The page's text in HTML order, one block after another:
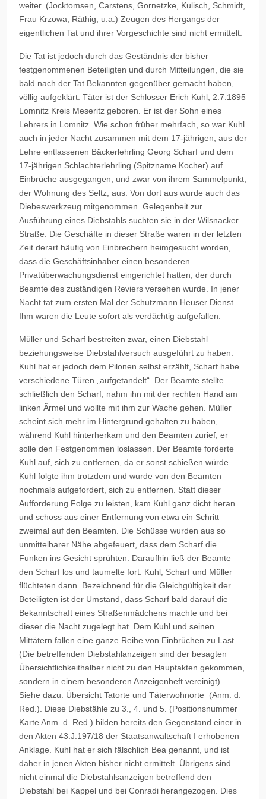
weiter. (Jocktomsen, Carstens, Gornetzke, Kulisch, Schmidt,
Frau Krzowa, Räthig, u.a.) Zeugen des Hergangs der
eigentlichen Tat und ihrer Vorgeschichte sind nicht ermittelt.
Die Tat ist jedoch durch das Geständnis der bisher
festgenommenen Beteiligten und durch Mitteilungen, die sie
bald nach der Tat Bekannten gegenüber gemacht haben,
völlig aufgeklärt. Täter ist der Schlosser Erich Kuhl, 2.7.1895
Lomnitz Kreis Meseritz geboren. Er ist der Sohn eines
Lehrers in Lomnitz. Wie schon früher mehrfach, so war Kuhl
auch in jeder Nacht zusammen mit dem 17-jährigen, aus der
Lehre entlassenen Bäckerlehrling Georg Scharf und dem
17-jährigen Schlachterlehrling (Spitzname Kocher) auf
Einbrüche ausgegangen, und zwar von ihrem Sammelpunkt,
der Wohnung des Seltz, aus. Von dort aus wurde auch das
Diebeswerkzeug mitgenommen. Gelegenheit zur
Ausführung eines Diebstahls suchten sie in der Wilsnacker
Straße. Die Geschäfte in dieser Straße waren in der letzten
Zeit derart häufig von Einbrechern heimgesucht worden,
dass die Geschäftsinhaber einen besonderen
Privatüberwachungsdienst eingerichtet hatten, der durch
Beamte des zuständigen Reviers versehen wurde. In jener
Nacht tat zum ersten Mal der Schutzmann Heuser Dienst.
Ihm waren die Leute sofort als verdächtig aufgefallen.
Müller und Scharf bestreiten zwar, einen Diebstahl
beziehungsweise Diebstahlversuch ausgeführt zu haben.
Kuhl hat er jedoch dem Pilonen selbst erzählt, Scharf habe
verschiedene Türen „aufgetandelt“. Der Beamte stellte
schließlich den Scharf, nahm ihn mit der rechten Hand am
linken Ärmel und wollte mit ihm zur Wache gehen. Müller
scheint sich mehr im Hintergrund gehalten zu haben,
während Kuhl hinterherkam und den Beamten zurief, er
solle den Festgenommen loslassen. Der Beamte forderte
Kuhl auf, sich zu entfernen, da er sonst schießen würde.
Kuhl folgte ihm trotzdem und wurde von den Beamten
nochmals aufgefordert, sich zu entfernen. Statt dieser
Aufforderung Folge zu leisten, kam Kuhl ganz dicht heran
und schoss aus einer Entfernung von etwa ein Schritt
zweimal auf den Beamten. Die Schüsse wurden aus so
unmittelbarer Nähe abgefeuert, dass dem Scharf die
Funken ins Gesicht sprühten. Daraufhin ließ der Beamte
den Scharf los und taumelte fort. Kuhl, Scharf und Müller
flüchteten dann. Bezeichnend für die Gleichgültigkeit der
Beteiligten ist der Umstand, dass Scharf bald darauf die
Bekanntschaft eines Straßenmädchens machte und bei
dieser die Nacht zugelegt hat. Dem Kuhl und seinen
Mittätern fallen eine ganze Reihe von Einbrüchen zu Last
(Die betreffenden Diebstahlanzeigen sind der besagten
Übersichtlichkeithalber nicht zu den Hauptakten gekommen,
sondern in einem besonderen Anzeigenheft vereinigt).
Siehe dazu: Übersicht Tatorte und Täterwohnorte (Anm. d.
Red.). Diese Diebstähle zu 3., 4. und 5. (Positionsnummer
Karte Anm. d. Red.) bilden bereits den Gegenstand einer in
den Akten 43.J.197/18 der Staatsanwaltschaft I erhobenen
Anklage. Kuhl hat er sich fälschlich Bea genannt, und ist
daher in jenen Akten bisher nicht ermittelt. Übrigens sind
nicht einmal die Diebstahlsanzeigen betreffend den
Diebstahl bei Kappel und bei Conradi herangezogen. Dies